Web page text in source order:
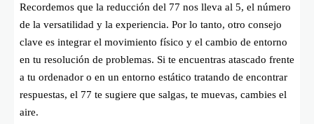
Recordemos que la reducción del 77 nos lleva al 5, el número
de la versatilidad y la experiencia. Por lo tanto, otro consejo
clave es integrar el movimiento físico y el cambio de entorno
en tu resolución de problemas. Si te encuentras atascado frente
a tu ordenador o en un entorno estático tratando de encontrar
respuestas, el 77 te sugiere que salgas, te muevas, cambies el
aire.